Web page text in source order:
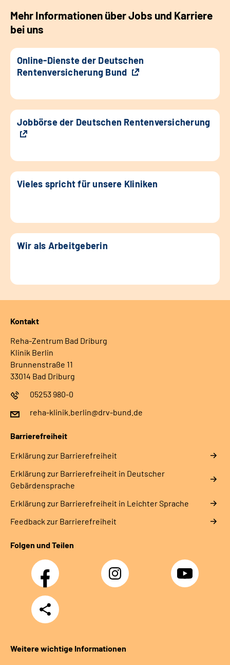
Mehr Informationen über Jobs und Karriere
bei uns
Online-Dienste der Deutschen
Rentenversicherung Bund
Jobbörse der Deutschen Rentenversicherung
Vieles spricht für unsere Kliniken
Wir als Arbeitgeberin
Kontakt
Reha-Zentrum Bad Driburg
Klinik Berlin
Brunnenstraße 11
33014 Bad Driburg
05253 980-0
reha-klinik.berlin@drv-bund.de
Barrierefreiheit
Erklärung zur Barrierefreiheit
Erklärung zur Barrierefreiheit in Deutscher
Gebärdensprache
Erklärung zur Barrierefreiheit in Leichter Sprache
Feedback zur Barrierefreiheit
Folgen und Teilen
Facebook Instagram YouTube
Teilen
Weitere wichtige Informationen